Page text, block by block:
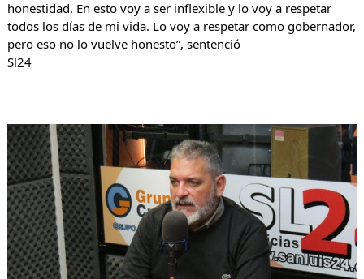
honestidad. En esto voy a ser inflexible y lo voy a respetar
todos los días de mi vida. Lo voy a respetar como gobernador,
pero eso no lo vuelve honesto”, sentenció
Sl24